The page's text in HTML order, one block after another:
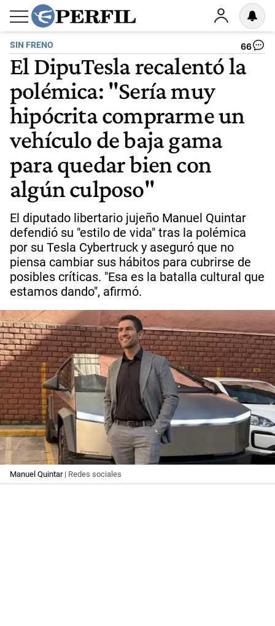
SIN FRENO 66
El DipuTesla recalentó la
polémica: "Sería muy
hipócrita comprarme un
vehículo de baja gama
para quedar bien con
algún culposo"
El diputado libertario jujeño Manuel Quintar
defendió su "estilo de vida" tras la polémica
por su Tesla Cybertruck y aseguró que no
piensa cambiar sus hábitos para cubrirse de
posibles críticas. "Esa es la batalla cultural que
estamos dando", afirmó.
Manuel Quintar| Redes sociales